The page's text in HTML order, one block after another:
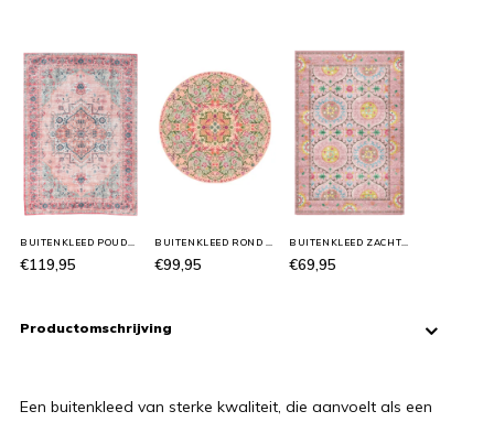
€119,95 €99,95 €69,95
Productomschrijving
Een buitenkleed van sterke kwaliteit, die aanvoelt als een